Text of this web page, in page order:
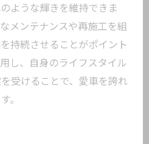
ような輝きを維持できま
メンテナンスや再施工を組
持続させることがポイント
し、自身のライフスタイル
受けることで、愛車を誇れ
。